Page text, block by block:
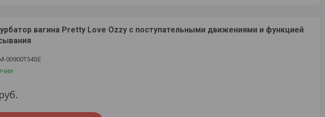
вагина Pretty Love Ozzy с поступательными движениями и функцией
00900T54SE